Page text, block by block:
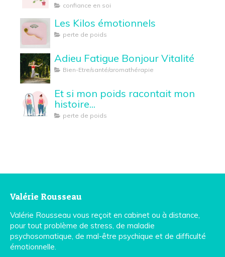
confiance en soi
Les Kilos émotionnels
perte de poids
Adieu Fatigue Bonjour Vitalité
Bien-Etre/santé/aromathérapie
Et si mon poids racontait mon
histoire...
perte de poids
Valérie Rousseau
Valérie Rousseau vous reçoit en cabinet ou à distance,
pour tout problème de stress, de maladie
psychosomatique, de mal-être psychique et de difficulté
émotionnelle.